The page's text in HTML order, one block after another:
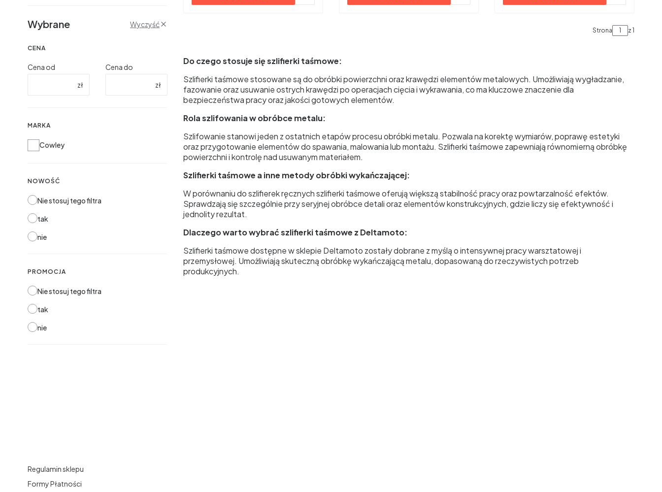
Wybrane Wyczyść
CENA
Cena od
zł
Cena do
zł
MARKA
Marka
Cowley
NOWOŚĆ
Nie stosuj tego filtra
tak
nie
PROMOCJA
Nie stosuj tego filtra
tak
nie
Strona z 1
Do czego stosuje się szlifierki taśmowe:
Szlifierki taśmowe stosowane są do obróbki powierzchni oraz krawędzi elementów metalowych. Umożliwiają wygładzanie,
fazowanie oraz usuwanie ostrych krawędzi po operacjach cięcia i wykrawania, co ma kluczowe znaczenie dla
bezpieczeństwa pracy oraz jakości gotowych elementów.
Rola szlifowania w obróbce metalu:
Szlifowanie stanowi jeden z ostatnich etapów procesu obróbki metalu. Pozwala na korektę wymiarów, poprawę estetyki
oraz przygotowanie elementów do spawania, malowania lub montażu. Szlifierki taśmowe zapewniają równomierną obróbkę
powierzchni i kontrolę nad usuwanym materiałem.
Szlifierki taśmowe a inne metody obróbki wykańczającej:
W porównaniu do szlifierek ręcznych szlifierki taśmowe oferują większą stabilność pracy oraz powtarzalność efektów.
Sprawdzają się szczególnie przy seryjnej obróbce detali oraz elementów konstrukcyjnych, gdzie liczy się efektywność i
jednolity rezultat.
Dlaczego warto wybrać szlifierki taśmowe z Deltamoto:
Szlifierki taśmowe dostępne w sklepie Deltamoto zostały dobrane z myślą o intensywnej pracy warsztatowej i
przemysłowej. Umożliwiają skuteczną obróbkę wykańczającą metalu, dopasowaną do rzeczywistych potrzeb
produkcyjnych.
Regulamin sklepu
Formy Płatności